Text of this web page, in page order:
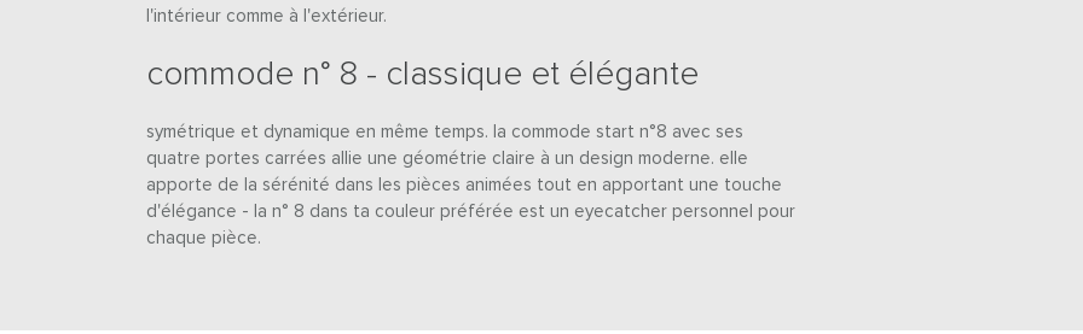
l'intérieur comme à l'extérieur.
commode n° 8 - classique et élégante
symétrique et dynamique en même temps. la commode start n°8 avec ses
quatre portes carrées allie une géométrie claire à un design moderne. elle
apporte de la sérénité dans les pièces animées tout en apportant une touche
d'élégance - la n° 8 dans ta couleur préférée est un eyecatcher personnel pour
chaque pièce.